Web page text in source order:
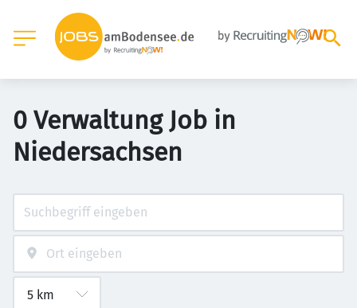
0 Verwaltung Job in
Niedersachsen